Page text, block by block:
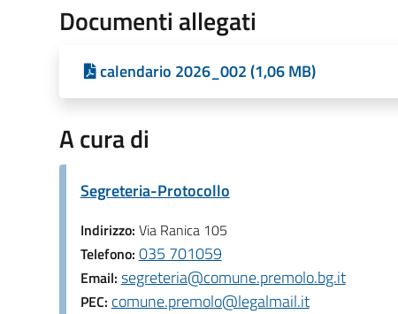
Documenti allegati
calendario 2026_002 (1,06 MB)
A cura di
Segreteria-Protocollo
Indirizzo: Via Ranica 105
Telefono: 035 701059
Email: segreteria@comune.premolo.bg.it
PEC: comune.premolo@legalmail.it